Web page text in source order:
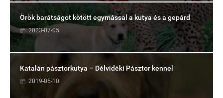
Örök barátságot kötött egymással a kutya és a gepárd
2023-07-05
Katalán pásztorkutya – Délvidéki Pásztor kennel
2019-05-10